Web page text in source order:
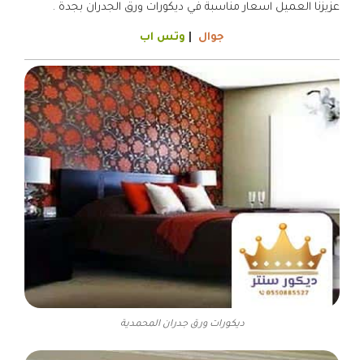
عزيزنا العميل اسعار مناسبة في ديكورات ورق الجدران بجدة .
جوال وتس اب
ديكورات ورق جدران المحمدية